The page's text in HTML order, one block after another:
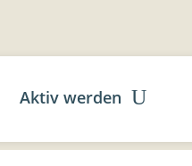
Aktiv werden